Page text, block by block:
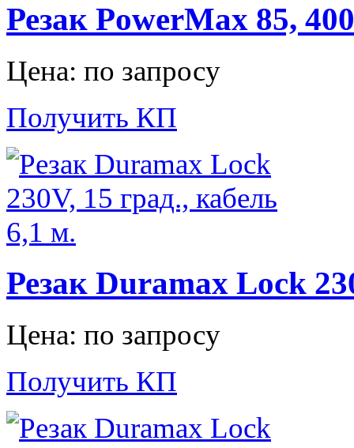
Резак PowerMax 85,
Цена: по запросу
Получить КП
Резак Duramax Lock
Цена: по запросу
Получить КП